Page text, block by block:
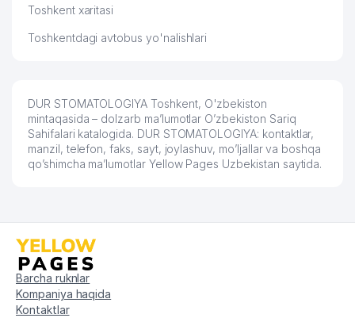
Toshkent xaritasi
Toshkentdagi avtobus yo'nalishlari
DUR STOMATOLOGIYA Toshkent, O'zbekiston
mintaqasida – dolzarb ma’lumotlar O’zbekiston Sariq
Sahifalari katalogida. DUR STOMATOLOGIYA: kontaktlar,
manzil, telefon, faks, sayt, joylashuv, mo’ljallar va boshqa
qo’shimcha ma’lumotlar Yellow Pages Uzbekistan saytida.
Barcha ruknlar
Kompaniya haqida
Kontaktlar